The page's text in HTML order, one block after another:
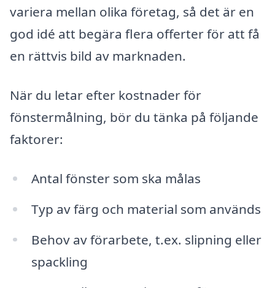
variera mellan olika företag, så det är en
god idé att begära flera offerter för att få
en rättvis bild av marknaden.
När du letar efter kostnader för
fönstermålning, bör du tänka på följande
faktorer:
Antal fönster som ska målas
Typ av färg och material som används
Behov av förarbete, t.ex. slipning eller
spackling